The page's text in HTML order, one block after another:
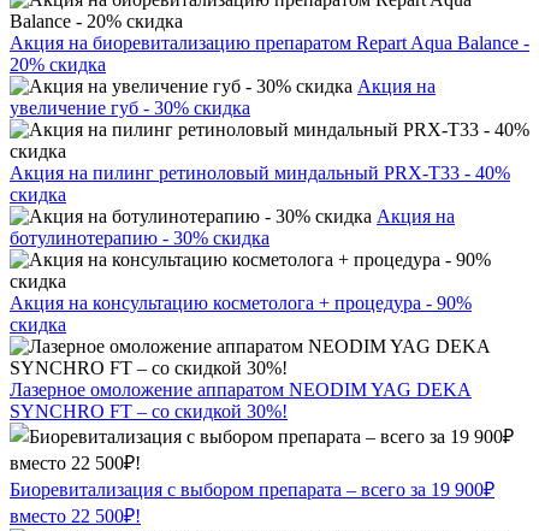
Акция на биоревитализацию препаратом Repart Aqua Balance -
20% скидка
Акция на
увеличение губ - 30% скидка
Акция на пилинг ретиноловый миндальный PRX-T33 - 40%
скидка
Акция на
ботулинотерапию - 30% скидка
Акция на консультацию косметолога + процедура - 90%
скидка
Лазерное омоложение аппаратом NEODIM YAG DEKA
SYNCHRO FT – со скидкой 30%!
Биоревитализация с выбором препарата – всего за 19 900₽
вместо 22 500₽!